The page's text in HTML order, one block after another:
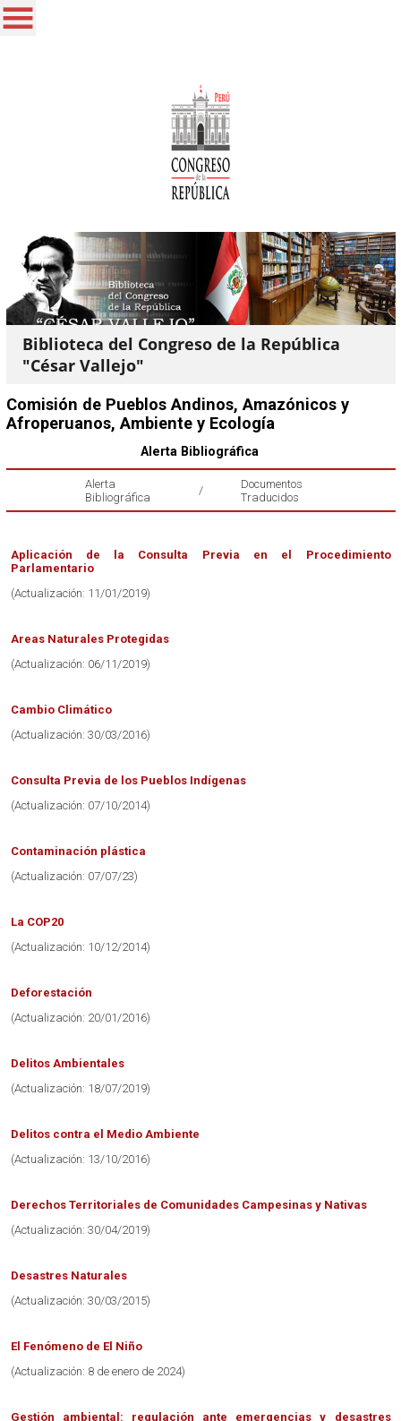
Biblioteca del Congreso de la República
"César Vallejo"
Comisión de Pueblos Andinos, Amazónicos y
Afroperuanos, Ambiente y Ecología
Alerta Bibliográfica
Alerta
Bibliográfica
/
Documentos
Traducidos
Aplicación de la Consulta Previa en el Procedimiento
Parlamentario
(Actualización: 11/01/2019)
Areas Naturales Protegidas
(Actualización: 06/11/2019)
Cambio Climático
(Actualización: 30/03/2016)
Consulta Previa de los Pueblos Indígenas
(Actualización: 07/10/2014)
Contaminación plástica
(Actualización: 07/07/23)
La COP20
(Actualización: 10/12/2014)
Deforestación
(Actualización: 20/01/2016)
Delitos Ambientales
(Actualización: 18/07/2019)
Delitos contra el Medio Ambiente
(Actualización: 13/10/2016)
Derechos Territoriales de Comunidades Campesinas y Nativas
(Actualización: 30/04/2019)
Desastres Naturales
(Actualización: 30/03/2015)
El Fenómeno de El Niño
(Actualización: 8 de enero de 2024)
Gestión ambiental: regulación ante emergencias y desastres